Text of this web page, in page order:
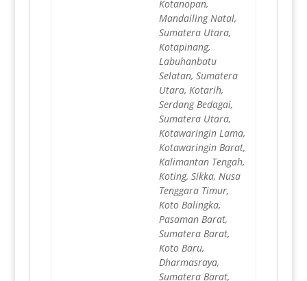
Kotanopan,
Mandailing Natal,
Sumatera Utara,
Kotapinang,
Labuhanbatu
Selatan, Sumatera
Utara, Kotarih,
Serdang Bedagai,
Sumatera Utara,
Kotawaringin Lama,
Kotawaringin Barat,
Kalimantan Tengah,
Koting, Sikka, Nusa
Tenggara Timur,
Koto Balingka,
Pasaman Barat,
Sumatera Barat,
Koto Baru,
Dharmasraya,
Sumatera Barat,